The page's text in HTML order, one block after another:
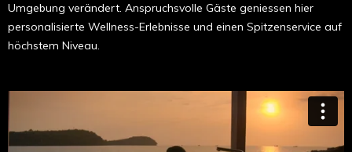
Umgebung ver­­ändert. Anspruchsvolle Gäste geniessen hier
personalisierte Wellness-­Erlebnisse und einen Spitzenservice auf
höchstem Niveau.